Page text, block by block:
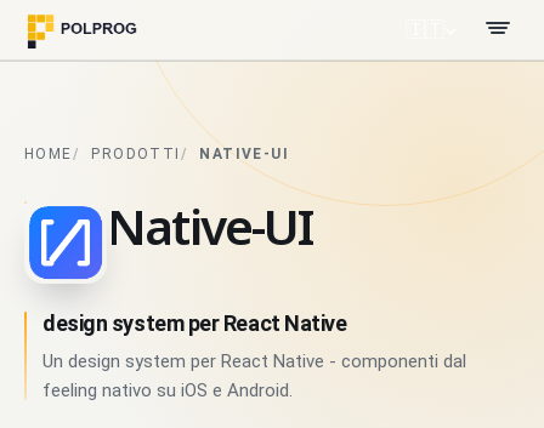
HOME PRODOTTI NATIVE-UI
Native-UI
design system per React Native
Un design system per React Native - componenti dal
feeling nativo su iOS e Android.